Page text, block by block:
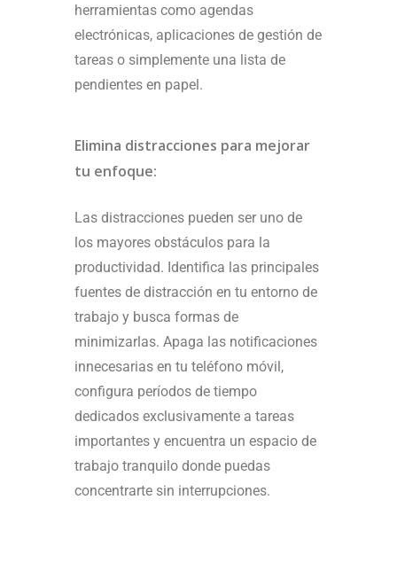
herramientas como agendas
electrónicas, aplicaciones de gestión de
tareas o simplemente una lista de
pendientes en papel.
Elimina distracciones para mejorar
tu enfoque:
Las distracciones pueden ser uno de
los mayores obstáculos para la
productividad. Identifica las principales
fuentes de distracción en tu entorno de
trabajo y busca formas de
minimizarlas. Apaga las notificaciones
innecesarias en tu teléfono móvil,
configura períodos de tiempo
dedicados exclusivamente a tareas
importantes y encuentra un espacio de
trabajo tranquilo donde puedas
concentrarte sin interrupciones.